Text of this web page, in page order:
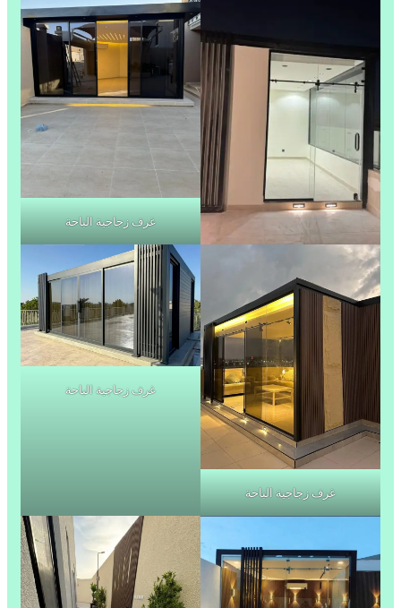
غرف زجاجية الباحة
غرف زجاجية الباحة
غرف زجاجية الباحة